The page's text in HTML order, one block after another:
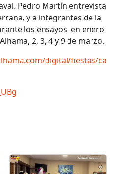
Pedro Martín entrevista
y a integrantes de la
los ensayos, en enero
2, 3, 4 y 9 de marzo.
digital/fiestas/ca